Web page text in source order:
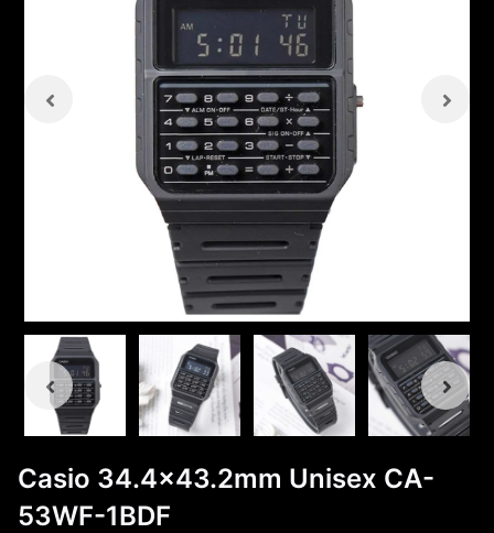
Casio 34.4x43.2mm Unisex CA-
53WF-1BDF